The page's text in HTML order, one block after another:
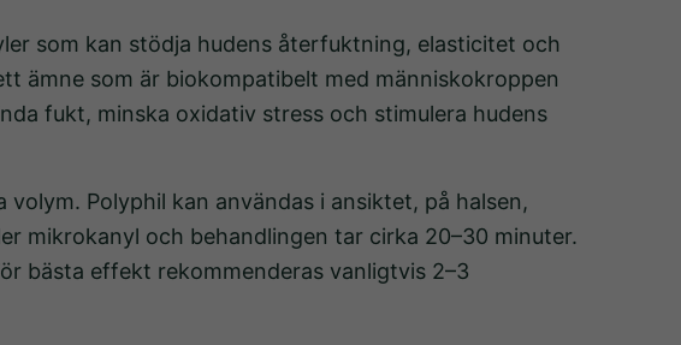
som kan stödja hudens återfuktning, elasticitet och
ämne som är biokompatibelt med människokroppen
fukt, minska oxidativ stress och stimulera hudens
Polyphil kan användas i ansiktet, på halsen,
mikrokanyl och behandlingen tar cirka 20–30 minuter.
bästa effekt rekommenderas vanligtvis 2–3